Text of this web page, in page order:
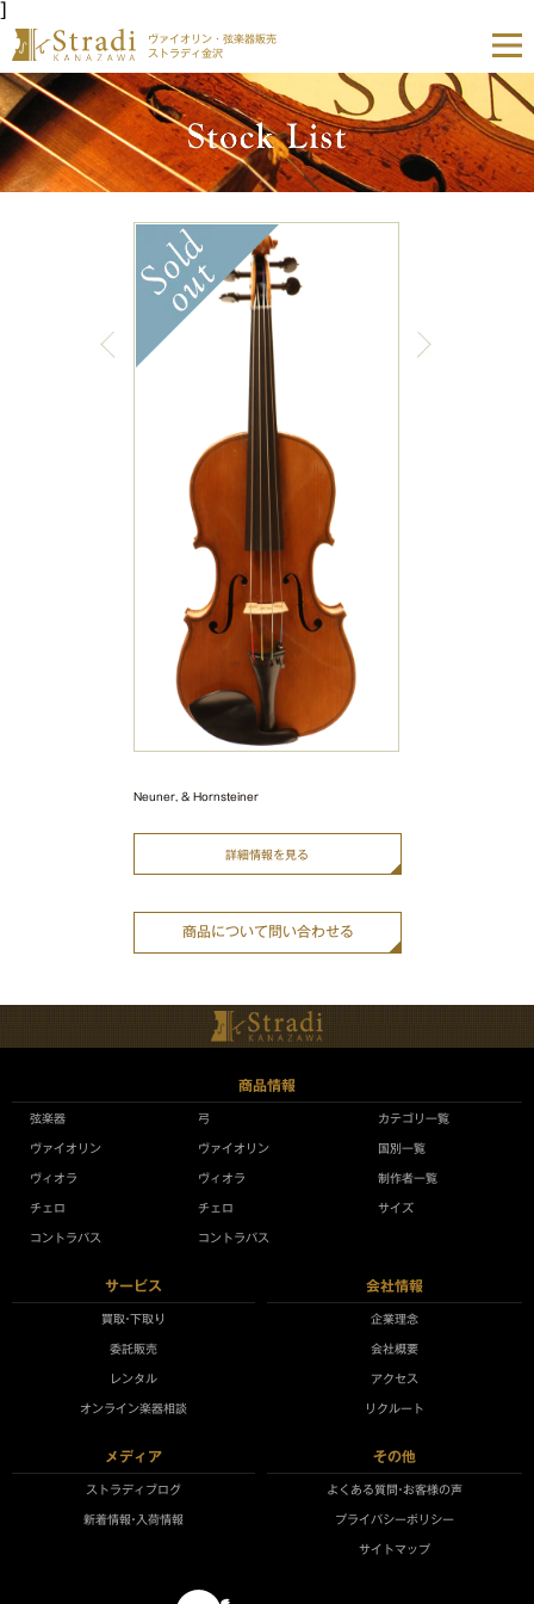
]
ヴァイオリン・弦楽器販売
ストラディ金沢
Neuner, & Hornsteiner
詳細情報を見る
商品について問い合わせる
商品情報
弦楽器
ヴァイオリン
ヴィオラ
チェロ
コントラバス
弓
ヴァイオリン
ヴィオラ
チェロ
コントラバス
カテゴリ一覧
国別一覧
制作者一覧
サイズ
サービス
買取•下取り
委託販売
レンタル
オンライン楽器相談
会社情報
企業理念
会社概要
アクセス
リクルート
メディア
ストラディブログ
新着情報•入荷情報
その他
よくある質問•お客様の声
プライバシーポリシー
サイトマップ